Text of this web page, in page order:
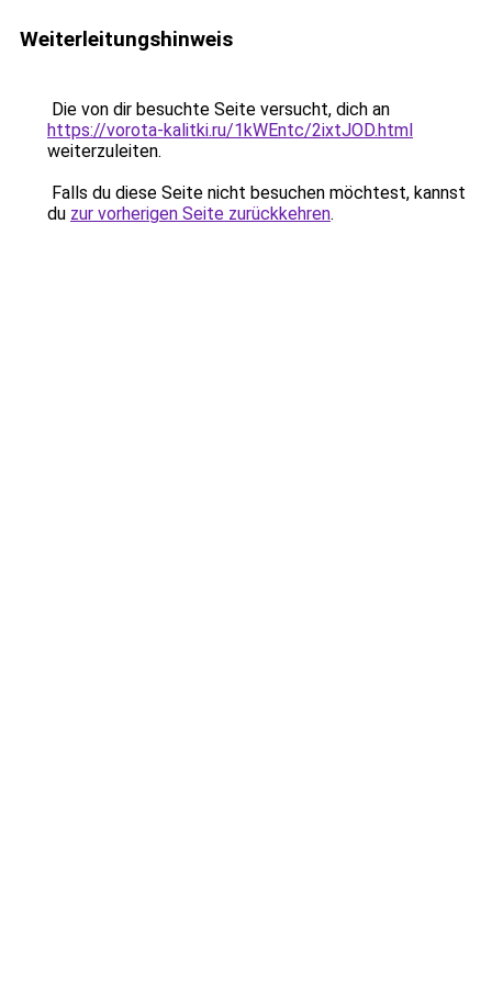
Weiterleitungshinweis
Die von dir besuchte Seite versucht, dich an
https://vorota-kalitki.ru/1kWEntc/2ixtJOD.html
weiterzuleiten.
Falls du diese Seite nicht besuchen möchtest, kannst
du zur vorherigen Seite zurückkehren.